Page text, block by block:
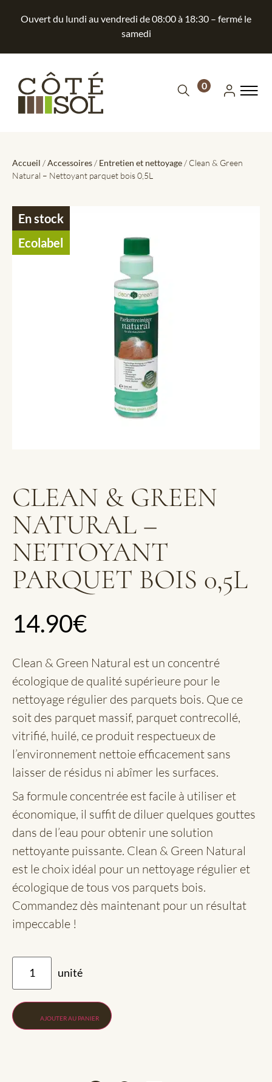
Ouvert du lundi au vendredi de 08:00 à 18:30 – fermé le
samedi
0
Accueil /Accessoires / Entretien et nettoyage / Clean & Green
Natural – Nettoyant parquet bois 0,5L
En stock
Ecolabel
CLEAN & GREEN
NATURAL –
NETTOYANT
PARQUET BOIS 0,5L
14.90€
Clean & Green Natural est un concentré
écologique de qualité supérieure pour le
nettoyage régulier des parquets bois. Que ce
soit des parquet massif, parquet contrecollé,
vitrifié, huilé, ce produit respectueux de
l’environnement nettoie efficacement sans
laisser de résidus ni abîmer les surfaces.
Sa formule concentrée est facile à utiliser et
économique, il suffit de diluer quelques gouttes
dans de l’eau pour obtenir une solution
nettoyante puissante. Clean & Green Natural
est le choix idéal pour un nettoyage régulier et
écologique de tous vos parquets bois.
Commandez dès maintenant pour un résultat
impeccable !
AJOUTER AU PANIER